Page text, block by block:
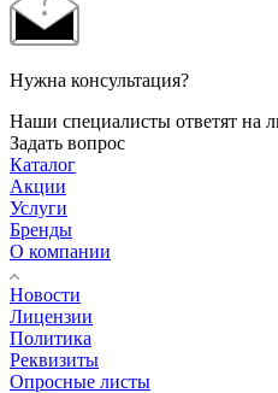
Нужна консультация?
Наши специалисты ответят на
Задать вопрос
Каталог
Акции
Услуги
Бренды
О компании
Новости
Лицензии
Политика
Реквизиты
Опросные листы